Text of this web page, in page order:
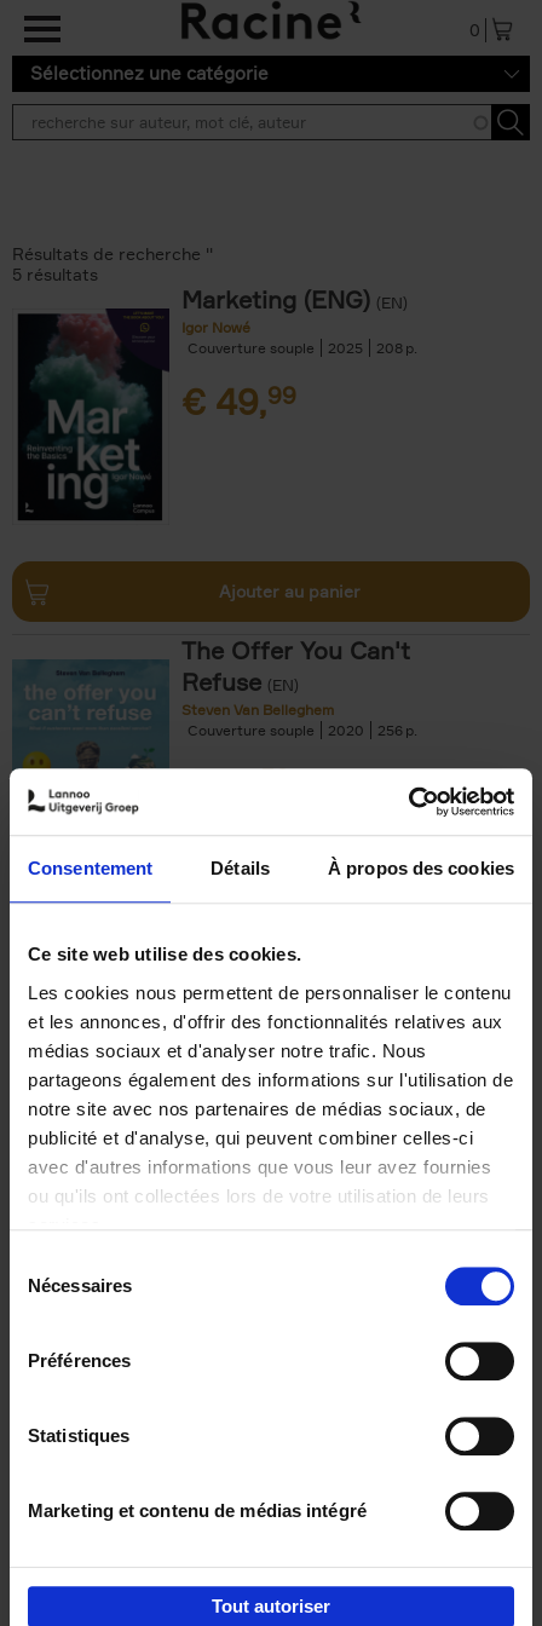
Consentement Détails À propos des cookies
Ce site web utilise des cookies.
Les cookies nous permettent de personnaliser le contenu
et les annonces, d'offrir des fonctionnalités relatives aux
médias sociaux et d'analyser notre trafic. Nous
partageons également des informations sur l'utilisation de
notre site avec nos partenaires de médias sociaux, de
publicité et d'analyse, qui peuvent combiner celles-ci
avec d'autres informations que vous leur avez fournies
ou qu'ils ont collectées lors de votre utilisation de leurs
Nécessaires
Préférences
Statistiques
Marketing et contenu de médias intégré
Tout autoriser
Aller au contenu principal
0
Sélectionnez une catégorie
Résultats de recherche ''
5 résultats
Marketing (ENG) (EN)
Igor Nowé
Couverture souple
2025 208
€ 49,99
Ajouter au panier
The Offer You Can't
Refuse (EN)
Steven Van Belleghem
Couverture souple
2020 256
€37,50
Building Bonds = Building
Business
Jochen Roef Jozefien De Feyter
Carolien Boom
Couverture souple
2025 200
€29,99
Digital marketing like a PRO -
completely revised edition (EN)